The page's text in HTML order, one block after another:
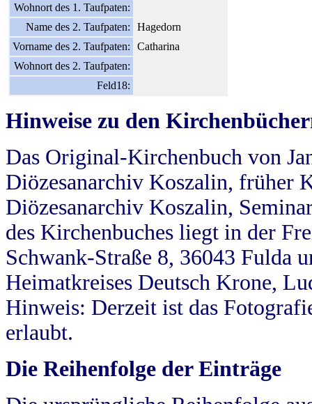
Wohnort des 1. Taufpaten:
Name des 2. Taufpaten:
Hagedorn
Vorname des 2. Taufpaten:
Catharina
Wohnort des 2. Taufpaten:
Feld18:
Hinweise zu den
Das Original-Kirchenbuch von
Diözesanarchiv Koszalin, früher
Diözesanarchiv Koszalin,
des Kirchenbuches liegt in der
Schwank-Straße 8, 36043 Fulda
Heimatkreises Deutsch Krone,
Hinweis: Derzeit ist das
erlaubt.
Die Reihenfolge der Einträge